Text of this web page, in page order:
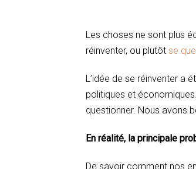
Les choses ne sont plus
réinventer, ou plutôt se
L’idée de se réinventer a
politiques et
questionner. Nous avons
En réalité, la principale
De savoir comment nos